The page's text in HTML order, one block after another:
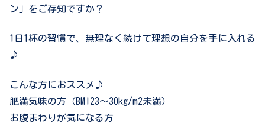
ン」をご存知ですか？
1日1杯の習慣で、無理なく続けて理想の自分を手に入れる
♪
こんな方におススメ♪
肥満気味の方（BMI23〜30kg/m2未満）
お腹まわりが気になる方